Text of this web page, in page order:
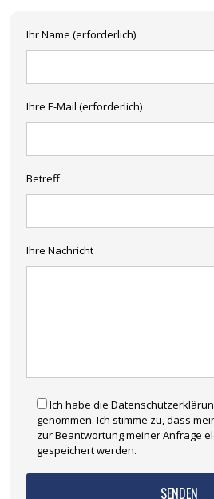
Ihr Name (erforderlich)
Ihre E-Mail (erforderlich)
Betreff
Ihre Nachricht
Ich habe die
genommen. Ich stimme zu, dass
zur Beantwortung meiner Anfrage
gespeichert werden.